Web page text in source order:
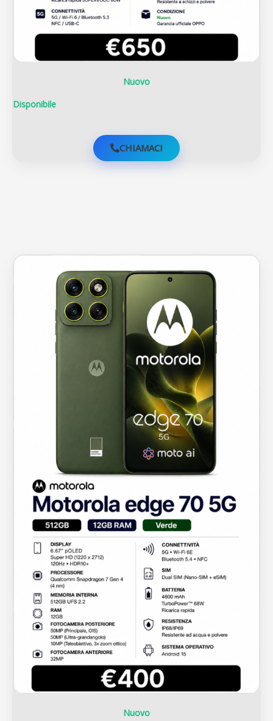
Nuovo
Disponibile
CHIAMACI
Nuovo